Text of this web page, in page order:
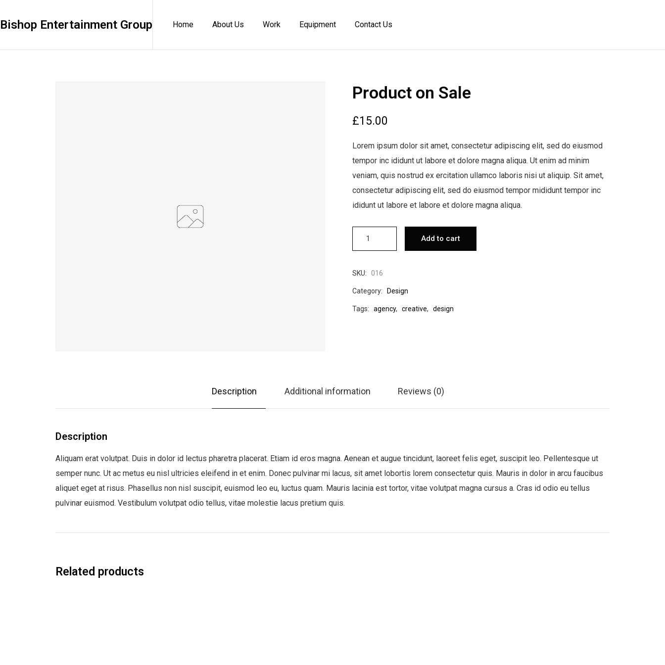
Bishop Entertainment Group Home About Us Work Equipment Contact Us
Product on Sale
£15.00
Lorem ipsum dolor sit amet, consectetur adipiscing elit, sed do eiusmod
tempor inc ididunt ut labore et dolore magna aliqua. Ut enim ad minim
veniam, quis nostrud ex ercitation ullamco laboris nisi ut aliquip. Sit amet,
consectetur adipiscing elit, sed do eiusmod tempor mididunt tempor inc
ididunt ut labore et labore et dolore magna aliqua.
Add to cart
SKU: 016
Category: Design
Tags: agency, creative, design
Description Additional information Reviews (0)
Description
Aliquam erat volutpat. Duis in dolor id lectus pharetra placerat. Etiam id eros magna. Aenean et augue tincidunt, laoreet felis eget, suscipit leo. Pellentesque ut
semper nunc. Ut ac metus eu nisl ultricies eleifend in et enim. Donec pulvinar mi lacus, sit amet lobortis lorem consectetur quis. Mauris in dolor in arcu faucibus
aliquet eget at risus. Phasellus non nisl suscipit, euismod leo eu, luctus quam. Mauris lacinia est tortor, vitae volutpat magna cursus a. Cras id odio eu tellus
pulvinar euismod. Vestibulum volutpat odio tellus, vitae molestie lacus pretium quis.
Related products